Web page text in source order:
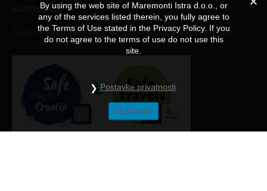
NAPOMENA
Za sve informacije i upite dostupni smo mailom i telefonom.
By using the web site of Maremonti Istra d.o.o., or
any of the services listed therein, you fully agree to
the Terms of Use stated in the Privacy Policy. If you
do not agree to the terms of use do not use this
site.
Postavke privatnosti
Slažem se